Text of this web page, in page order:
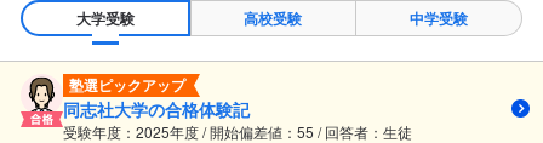
大学受験 高校受験 中学受験
塾選ピックアップ
同志社大学の合格体験記
受験年度：2025年度 / 開始偏差値：55 / 回答者：生徒